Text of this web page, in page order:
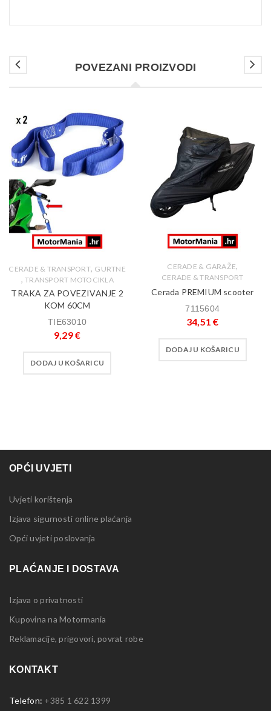
POVEZANI PROIZVODI
CERADE & TRANSPORT, GURTNE
,TRANSPORT MOTOCIKLA
TRAKA ZA POVEZIVANJE 2
KOM 60CM
TIE63010
9,29€
DODAJ U KOŠARICU
CERADE & GARAŽE,
CERADE & TRANSPORT
Cerada PREMIUM scooter
7115604
34,51€
DODAJ U KOŠARICU
OPĆI UVJETI
Uvjeti korištenja
Izjava sigurnosti online plaćanja
Opći uvjeti poslovanja
PLAĆANJE I DOSTAVA
Izjava o privatnosti
Kupovina na Motormania
Reklamacije, prigovori, povrat robe
KONTAKT
Telefon: +385 1 622 1399